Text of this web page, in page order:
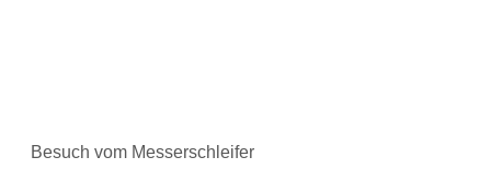
Besuch vom Messerschleifer